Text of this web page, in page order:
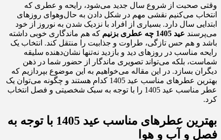
وقتی صحبت از شروع سال جدید می‌شود، رایحه و عطری که
انتخاب می‌کنیم نقشی مهم در شکل دادن به حال‌وهوای روزهای
ابتدایی سال دارد. بسیاری از افراد با نزدیک شدن به نوروز از خود
می‌پرسند عید 1405 چه عطری بزنیم
که هم ماندگاری خوبی داشته
باشد و هم حس تازگی، طراوت و جذابیت را منتقل کند. انتخاب یک
رایحه مناسب در روزهای دید و بازدید نه‌تنها نشان‌دهنده سلیقه
شماست، بلکه می‌تواند تصویری ماندگار از حضور شما در ذهن
دیگران بسازد. در این مقاله می‌خواهیم به این موضوع بپردازیم که
بهترین عطرهای مناسب عید 1405 کدام هستند و چگونه می‌توان یک
عطر مناسب عید 1405 را با توجه به سبک شخصیتی و فصل انتخاب
کرد.
بهترین عطرهای مناسب عید 1405 با توجه به
فصل و آب و هوا